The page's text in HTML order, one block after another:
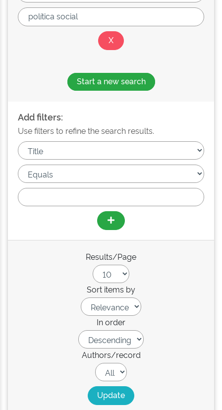
Start a new search
Add filters:
Use filters to refine the search results.
Results/Page
Sort items by
In order
Authors/record